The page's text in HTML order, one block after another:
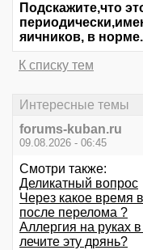
Подскажите,что
яичников, в норме.
К списку тем
Интересные темы
forums-kuban.ru
09.08.2026 - 06:45
Смотри также:
Деликатный вопрос
Через какое время
после перелома ?
Аллергия на руках
лечите эту дрянь?